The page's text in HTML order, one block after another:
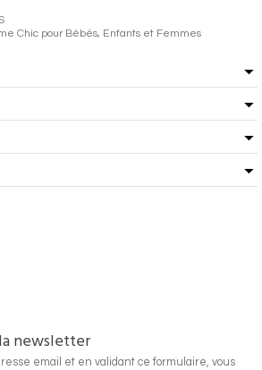
Chic pour Bébés, Enfants et Femmes
newsletter
email et en validant ce formulaire, vous